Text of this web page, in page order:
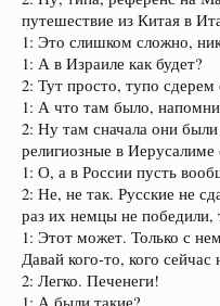
путешествие из Китая в
1: Это слишком сложно,
1: А в Израиле как будет?
2: Тут просто, тупо
1: А что там было,
2: Ну там сначала они
религиозные в Иерусалиме
1: О, а в России пусть
2: Не, не так. Русские не
раз их немцы не победили,
1: Этот может. Только с
Давай кого-то, кого сейчас
2: Легко. Печенеги!